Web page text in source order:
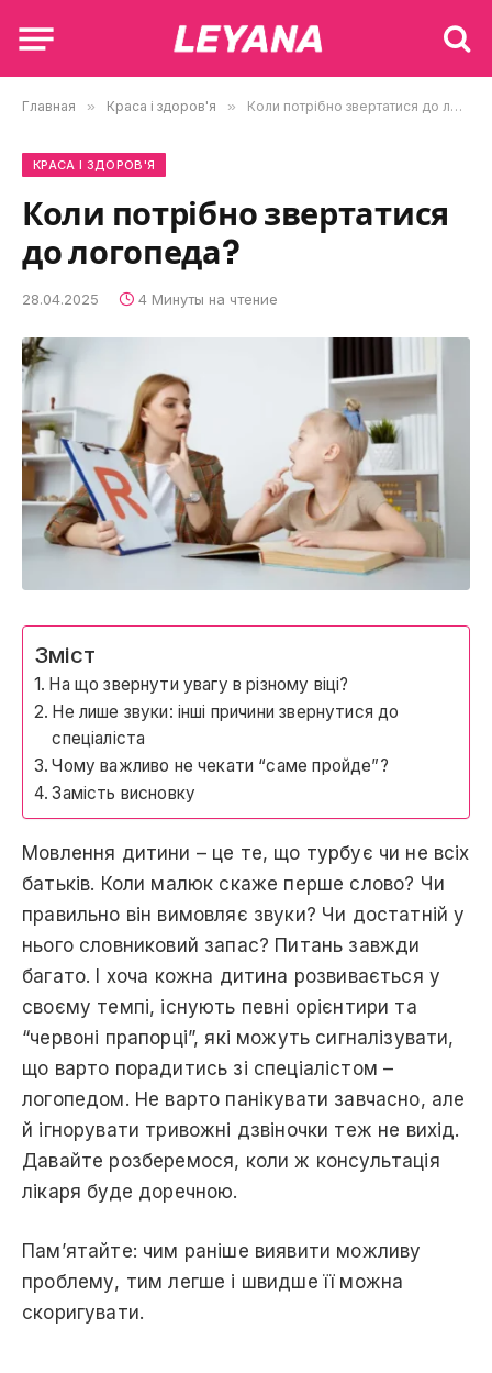
Главная » Краса і здоров'я » Коли потрібно звертатися до логопеда?
КРАСА І ЗДОРОВ'Я
Коли потрібно звертатися
до логопеда?
28.04.2025 4 Минуты на чтение
Зміст
На що звернути увагу в різному віці?
Не лише звуки: інші причини звернутися до
спеціаліста
Чому важливо не чекати “саме пройде”?
Замість висновку
Мовлення дитини – це те, що турбує чи не всіх
батьків. Коли малюк скаже перше слово? Чи
правильно він вимовляє звуки? Чи достатній у
нього словниковий запас? Питань завжди
багато. І хоча кожна дитина розвивається у
своєму темпі, існують певні орієнтири та
“червоні прапорці”, які можуть сигналізувати,
що варто порадитись зі спеціалістом –
логопедом. Не варто панікувати завчасно, але
й ігнорувати тривожні дзвіночки теж не вихід.
Давайте розберемося, коли ж консультація
лікаря буде доречною.
Пам’ятайте: чим раніше виявити можливу
проблему, тим легше і швидше її можна
скоригувати.